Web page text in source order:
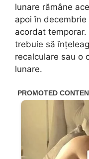
lunare rămâne
apoi în
acordat
trebuie să
recalculare sau o
lunare.